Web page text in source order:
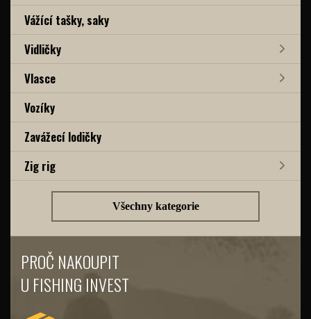
Vážící tašky, saky
Vidličky
Vlasce
Vozíky
Zavážecí lodičky
Zig rig
Všechny kategorie
PROČ NAKOUPIT
U FISHING INVEST